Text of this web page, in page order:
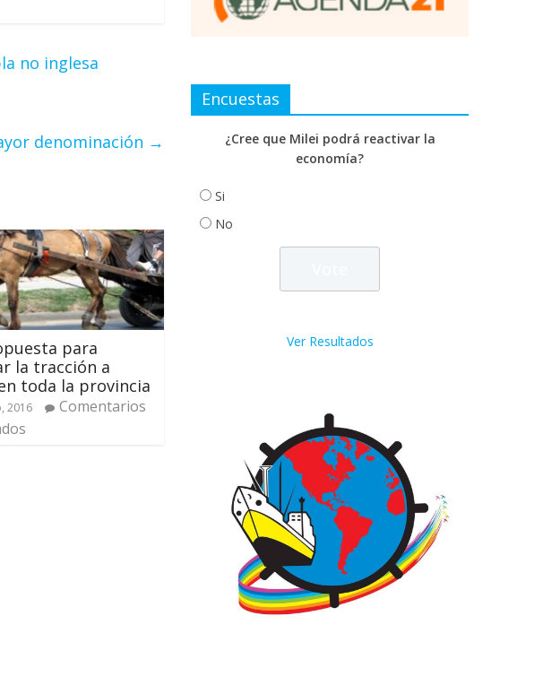
no inglesa
denominación →
para
la tracción a
toda la provincia
2016
Comentarios
Encuestas
¿Cree que Milei podrá reactivar la
economía?
Si
No
Ver Resultados